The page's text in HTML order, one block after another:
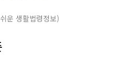
운 생활법령정보